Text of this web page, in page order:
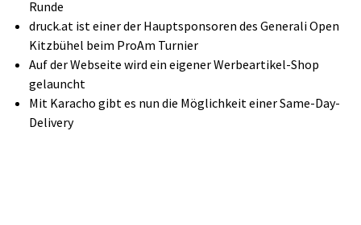
Runde
druck.at ist einer der Hauptsponsoren des GeneraliOpen
Kitzbühel beim ProAm Turnier
Auf der Webseite wird ein eigener Werbeartikel-Shop
gelauncht
Mit Karacho gibt es nun die Möglichkeit einer Same-Day-
Delivery